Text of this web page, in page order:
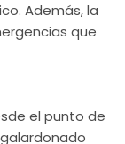
Además, la
que
el punto de